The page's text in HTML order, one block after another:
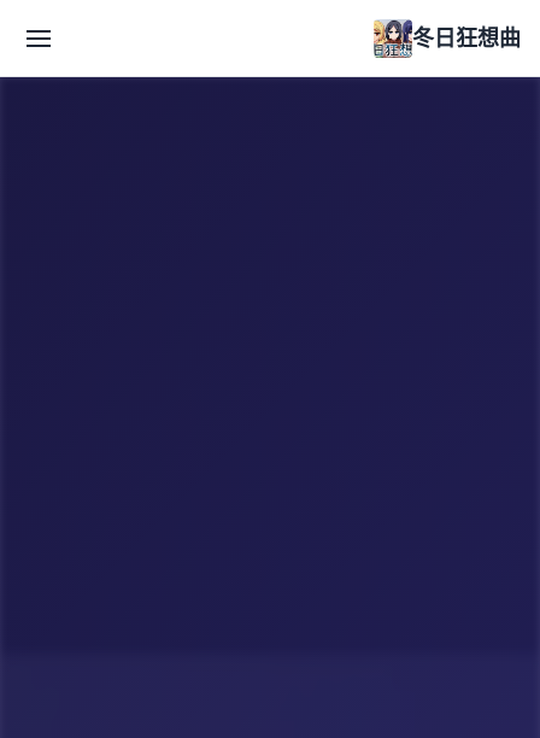
冬日狂想曲